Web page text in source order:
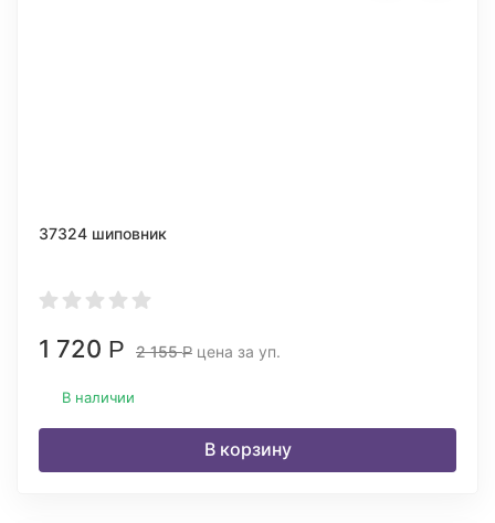
37324 шиповник
1 720 Р 2 155Р цена за уп.
В наличии
В корзину